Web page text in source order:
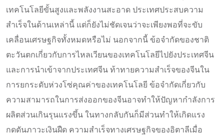
เทคโนโลยีขั้นสูงและพลังงานสะอาด ประเทศประสบความ
สำเร็จในด้านเหล่านี้ แต่ก็ยังไม่ชัดเจนว่าจะเพียงพอที่จะขับ
เคลื่อนเศรษฐกิจทั้งหมดหรือไม่ นอกจากนี้ ข้อจำกัดของชาติ
ตะวันตกเกี่ยวกับการไหลเวียนของเทคโนโลยีไปยังประเทศจีน
และการนำเข้าจากประเทศจีน ท้าทายความสำเร็จของจีนใน
การยกระดับห่วงโซ่คุณค่าของเทคโนโลยี ข้อจำกัดเกี่ยวกับ
ความสามารถในการส่งออกของจีนอาจทำให้ปัญหากำลังการ
ผลิตส่วนเกินรุนแรงขึ้น ในทางกลับกันก็มีส่วนทำให้เกิดแรง
กดดันภาวะเงินฝืด ความสำเร็จทางเศรษฐกิจของอิตาลีเมื่อ